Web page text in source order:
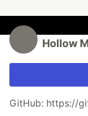
组合的字符串
可以使用crontab
间均为UTC时间
因，预定运行
name为
Hollow
GitHub: https://